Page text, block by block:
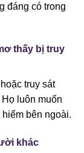
đáng có trong
thấy bị truy
truy sát
luôn muốn
bên ngoài.
khác